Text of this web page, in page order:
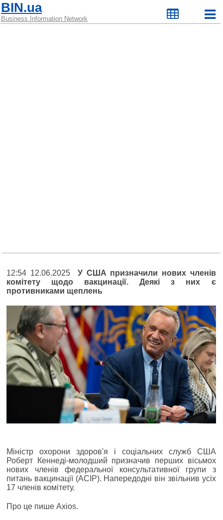
BIN.ua
Business Information Network
12:54 12.06.2025 У США призначили нових членів
комітету щодо вакцинації. Деякі з них є
противниками щеплень
Міністр охорони здоров'я і соціальних служб США
Роберт Кеннеді-молодший призначив перших вісьмох
нових членів федеральної консультативної групи з
питань вакцинації (ACIP). Напередодні він звільнив усіх
17 членів комітету.
Про це пише Axios.